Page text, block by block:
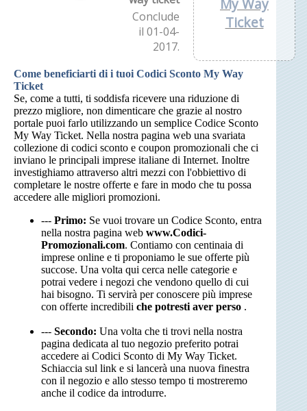
Conclude
il 01-04-
2017.
My Way
Ticket
Come beneficiarti di i tuoi Codici Sconto My Way
Ticket
Se, come a tutti, ti soddisfa ricevere una riduzione di
prezzo migliore, non dimenticare che grazie al nostro
portale puoi farlo utilizzando un semplice Codice Sconto
My Way Ticket. Nella nostra pagina web una svariata
collezione di codici sconto e coupon promozionali che ci
inviano le principali imprese italiane di Internet. Inoltre
investighiamo attraverso altri mezzi con l'obbiettivo di
completare le nostre offerte e fare in modo che tu possa
accedere alle migliori promozioni.
--- Primo: Se vuoi trovare un Codice Sconto, entra
nella nostra pagina web www.Codici-
Promozionali.com. Contiamo con centinaia di
imprese online e ti proponiamo le sue offerte più
succose. Una volta qui cerca nelle categorie e
potrai vedere i negozi che vendono quello di cui
hai bisogno. Ti servirà per conoscere più imprese
con offerte incredibili che potresti aver perso .
--- Secondo: Una volta che ti trovi nella nostra
pagina dedicata al tuo negozio preferito potrai
accedere ai Codici Sconto di My Way Ticket.
Schiaccia sul link e si lancerà una nuova finestra
con il negozio e allo stesso tempo ti mostreremo
anche il codice da introdurre.